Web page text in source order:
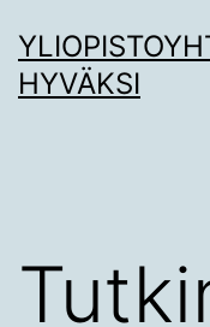
sisältöön
HYVÄKSI